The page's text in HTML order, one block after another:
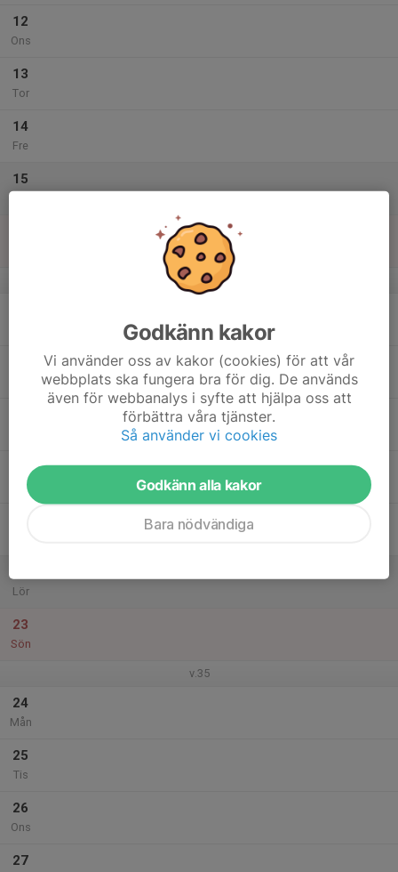
12
Ons
13
Tor
14
Fre
15
v.34
Tor
Lör
23
Sön
v.35
24
Mån
25
Tis
26
Ons
27
Godkänn kakor
Vi använder oss av kakor (cookies) för att vår
webbplats ska fungera bra för dig. De används
även för webbanalys i syfte att hjälpa oss att
förbättra våra tjänster.
Så använder vi cookies
Godkänn alla kakor
Bara nödvändiga